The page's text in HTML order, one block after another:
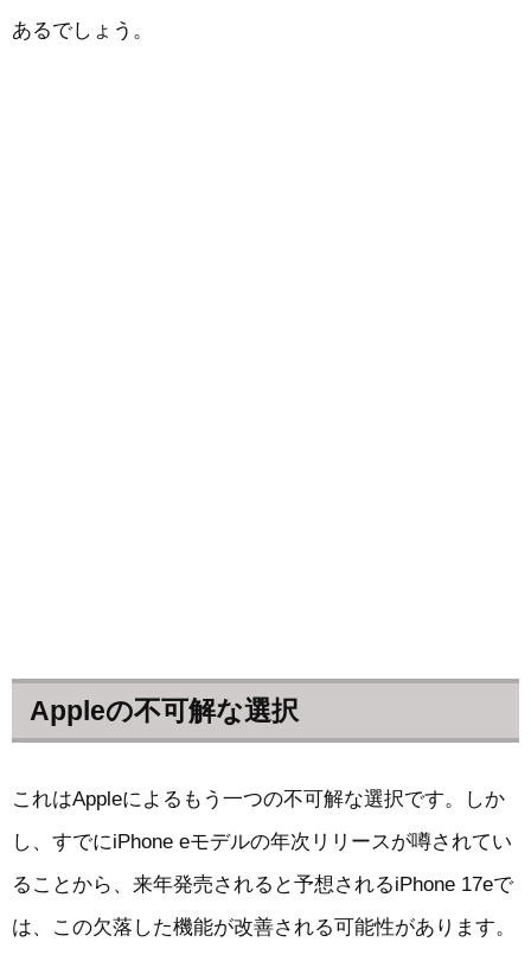
あるでしょう。
Appleの不可解な選択
これはAppleによるもう一つの不可解な選択です。しか
し、すでにiPhone eモデルの年次リリースが噂されてい
ることから、来年発売されると予想されるiPhone 17eで
は、この欠落した機能が改善される可能性があります。